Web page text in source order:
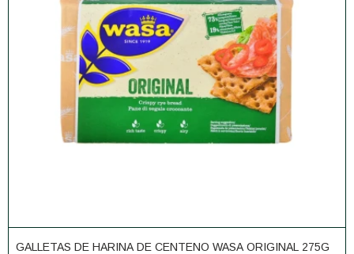
GALLETAS DE HARINA DE CENTENO WASA ORIGINAL 275G